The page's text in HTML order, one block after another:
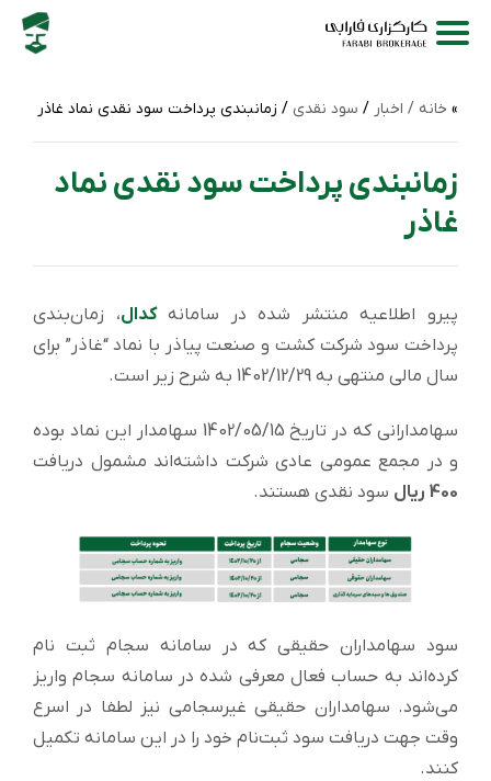
خانه / اخبار / سود نقدی / زمانبندی پرداخت سود نقدی نماد غاذر
زمانبندی پرداخت سود نقدی نماد
غاذر
پیرو اطلاعیه منتشر شده در سامانهکدال، زمان‌بندی
پرداخت سود شرکت کشت و صنعت پیاذر با نماد “غاذر” برای
سال مالی منتهی به 1402/12/29 به شرح زیر است.
سهامدارانی که در تاریخ 1402/05/15 سهامدار این نماد بوده
و در مجمع عمومی عادی شرکت داشته‌اند مشمول دریافت
400 ریال
سود نقدی هستند.
سود سهامداران حقیقی که در سامانه سجام ثبت نام
کرده‌اند به حساب فعال معرفی شده در سامانه سجام واریز
می‌شود. سهامداران حقیقی غیرسجامی نیز لطفا در اسرع
وقت جهت دریافت سود ثبت‌نام خود را در این سامانه تکمیل
کنند.